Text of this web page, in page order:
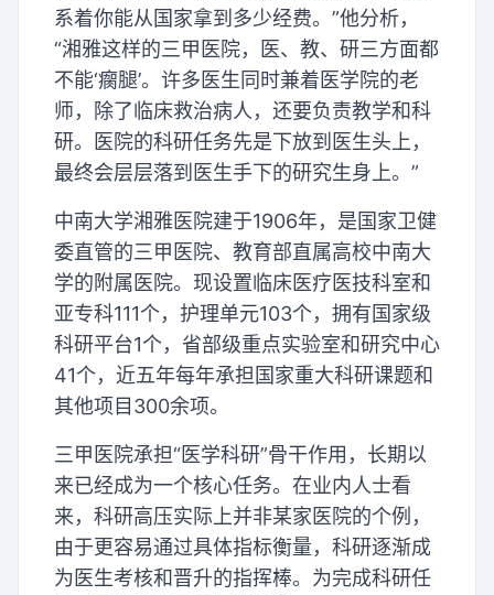
系着你能从国家拿到多少经费。”他分析，
“湘雅这样的三甲医院，医、教、研三方面都
不能‘瘸腿’。许多医生同时兼着医学院的老
师，除了临床救治病人，还要负责教学和科
研。医院的科研任务先是下放到医生头上，
最终会层层落到医生手下的研究生身上。”
中南大学湘雅医院建于1906年，是国家卫健
委直管的三甲医院、教育部直属高校中南大
学的附属医院。现设置临床医疗医技科室和
亚专科111个，护理单元103个，拥有国家级
科研平台1个，省部级重点实验室和研究中心
41个，近五年每年承担国家重大科研课题和
其他项目300余项。
三甲医院承担“医学科研”骨干作用，长期以
来已经成为一个核心任务。在业内人士看
来，科研高压实际上并非某家医院的个例，
由于更容易通过具体指标衡量，科研逐渐成
为医生考核和晋升的指挥棒。为完成科研任